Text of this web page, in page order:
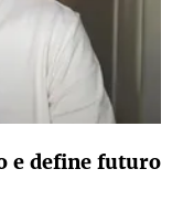
e define futuro